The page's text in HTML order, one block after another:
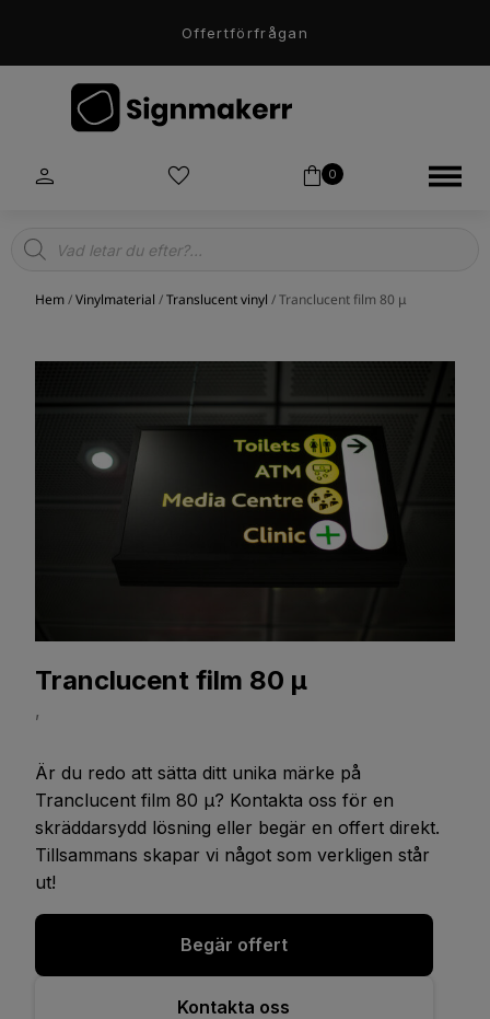
Offertförfrågan
0
Products
search
Hem/Vinylmaterial /Translucent vinyl / Tranclucent film 80 μ
Tranclucent film 80 μ
,
Är du redo att sätta ditt unika märke på
Tranclucent film 80 μ? Kontakta oss för en
skräddarsydd lösning eller begär en offert direkt.
Tillsammans skapar vi något som verkligen står
ut!
Begär offert
Kontakta oss